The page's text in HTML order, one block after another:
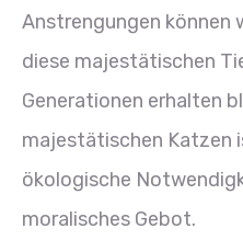
Anstrengungen können
diese majestätischen
Generationen erhalten
majestätischen Katzen
ökologische
moralisches Gebot.